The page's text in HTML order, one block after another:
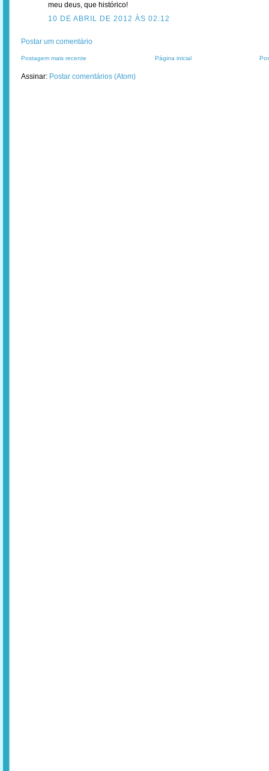
meu deus, que histórico!
10 DE ABRIL DE 2012 ÀS 02:12
Postar um comentário
Postagem mais recente Página inicial
Assinar: Postar comentários (Atom)